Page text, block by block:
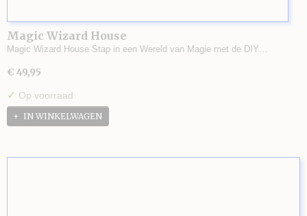
Magic Wizard House
Magic Wizard House Stap in een Wereld van Magie met de DIY…
€ 49,95
✓ Op voorraad
IN WINKELWAGEN